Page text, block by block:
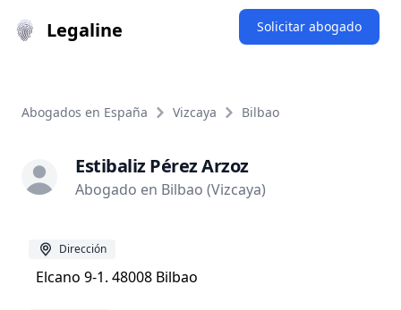
Legaline Solicitar abogado
Abogados en España Vizcaya Bilbao
Estibaliz Pérez Arzoz
Abogado en Bilbao (Vizcaya)
Dirección
Elcano 9-1. 48008 Bilbao